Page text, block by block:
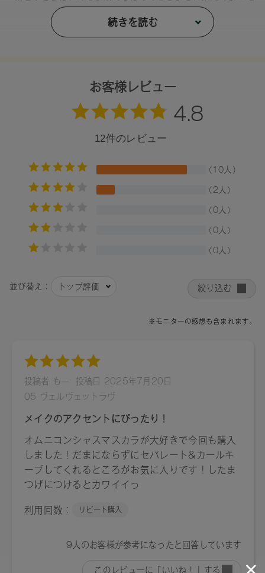
を軽くつまむようにして洗い流してください。
【内容量】
水、アクリレーツコポリマー、ミツロウ、カルナウバロウ、
ステアリン酸PEG-15グリセリル、BG、カオリン、エタノー
イト、ポリビニルアルコール、（VP/VA）コポリマー、ステ
アリン酸、ステアリン酸グリセリル、フェノキシエタノー
ル、ジメチコン、AMP、キサンタンガム、トコフェロール、
アルガニアスピノサ核油、イソマルト、エンドウ芽エキス、
シャクヤク根エキス、デヒドロ酢酸Na、グンジョウ、酸化
鉄、赤226
ステアリン酸PEG-15グリセリル、BG、カオリン、エタノー
ル、ベヘニルアルコール、ペンチレングリコール、ベントナ
アリン酸、ステアリン酸グリセリル、フェノキシエタノー
シャクヤク根エキス、デヒドロ酢酸Na、グンジョウ、酸化
鉄、酸化チタン、マイカ、シリカ
【原産国】
店舗でお問い合わせの際には、下記品番をお伝え下さい。
・05：4573623430487
・06：4573623430494
・Celvoke直営店舗
[予約販売]2025/7/4～ [一般販売]2025/7/18～
※店舗での取り扱いや詳しい在庫状況につきましては、各店
続きを読む
お客様レビュー